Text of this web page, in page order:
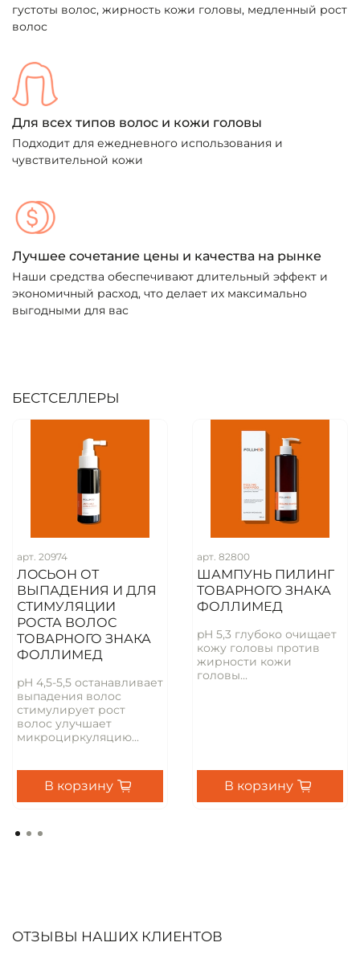
густоты волос, жирность кожи головы, медленный рост
волос
Для всех типов волос и кожи головы
Подходит для ежедневного использования и
чувствительной кожи
Лучшее сочетание цены и качества на рынке
Наши средства обеспечивают длительный эффект и
экономичный расход, что делает их максимально
выгодными для вас
БЕСТСЕЛЛЕРЫ
арт. 20974
ЛOСЬОН ОТ
ВЫПАДЕНИЯ И ДЛЯ
СТИМУЛЯЦИИ
РОСТА ВОЛОС
ТОВАРНОГО ЗНАКА
ФОЛЛИМЕД
pH 4,5-5,5 останавливает
выпадения волос
стимулирует рост
волос улучшает
микроциркуляцию...
В корзину
арт. 82800
ШАМПУНЬ ПИЛИНГ
ТОВАРНОГО ЗНАКА
ФОЛЛИМЕД
pH 5,3 глубоко очищает
кожу головы против
жирности кожи
головы...
В корзину
ОТЗЫВЫ НАШИХ КЛИЕНТОВ